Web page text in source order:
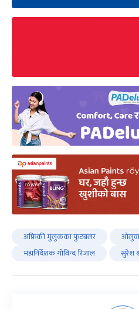
अफ्रिकी मुलुकका फुटबलर
महानिर्देशक गोविन्द रिजाल
सुरेश